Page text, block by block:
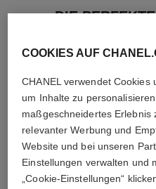
DIE
COOKIES AUF
CHANEL verwendet Cookies
um Inhalte zu
maßgeschneidertes Erlebnis
relevanter Werbung und
Website und bei unseren
Einstellungen verwalten und
„Cookie-Einstellungen“